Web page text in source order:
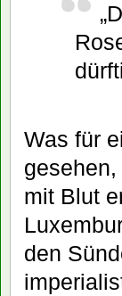
Was für
mit Blut
den